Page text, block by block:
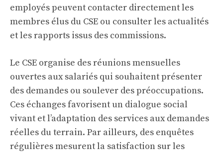
employés peuvent contacter directement les
membres élus du CSE ou consulter les actualités
et les rapports issus des commissions.
Le CSE organise des réunions mensuelles
ouvertes aux salariés qui souhaitent présenter
des demandes ou soulever des préoccupations.
Ces échanges favorisent un dialogue social
vivant et l’adaptation des services aux demandes
réelles du terrain. Par ailleurs, des enquêtes
régulières mesurent la satisfaction sur les